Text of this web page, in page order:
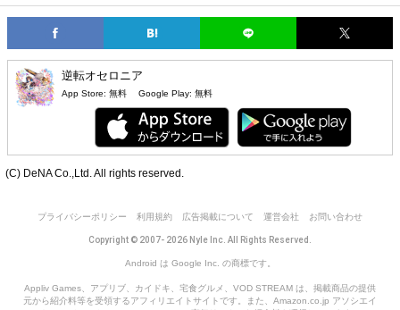
逆転オセロニア
App Store: 無料 Google Play: 無料
(C) DeNA Co.,Ltd. All rights reserved.
プライバシーポリシー 利用規約 広告掲載について 運営会社 お問い合わせ
Copyright © 2007- 2026 Nyle Inc. All Rights Reserved.
Android は Google Inc. の商標です。
Appliv Games、アプリブ、カイドキ、宅食グルメ、VOD STREAM は、掲載商品の提供
元から紹介料等を受領するアフィリエイトサイトです。また、Amazon.co.jp アソシエイ